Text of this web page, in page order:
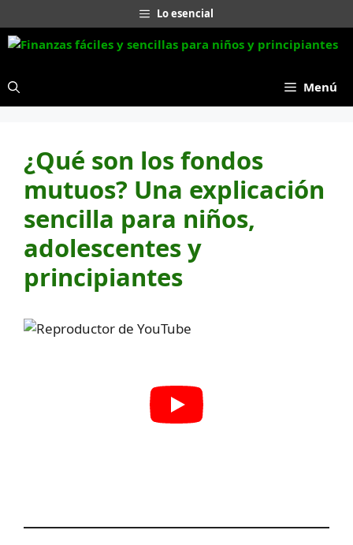
al
contenido
Lo esencial
Menú
¿Qué son los fondos
mutuos? Una explicación
sencilla para niños,
adolescentes y
principiantes